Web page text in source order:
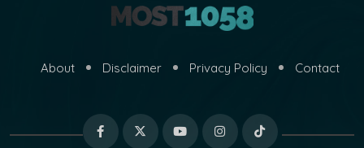
About Disclaimer Privacy Policy Contact